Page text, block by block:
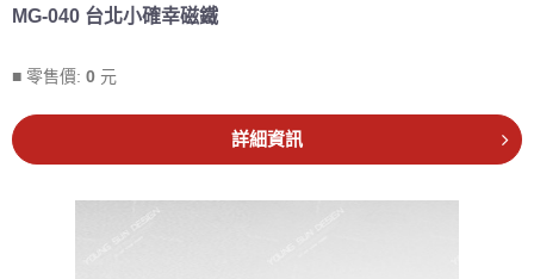
MG-040 台北小確幸磁鐵
■ 零售價: 0 元
詳細資訊